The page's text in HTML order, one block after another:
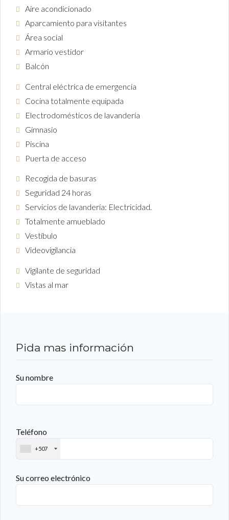
Aire acondicionado
Aparcamiento para visitantes
Área social
Armario vestidor
Balcón
Central eléctrica de emergencia
Cocina totalmente equipada
Electrodomésticos de lavandería
Gimnasio
Piscina
Puerta de acceso
Recogida de basuras
Seguridad 24 horas
Servicios de lavandería: Electricidad.
Totalmente amueblado
Vestíbulo
Videovigilancia
Vigilante de seguridad
Vistas al mar
Pida mas información
Su nombre
Teléfono
+507
Su correo electrónico